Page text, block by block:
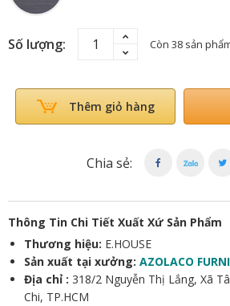
Số lượng: Còn 38 sản
Thêm giỏ hàng
Chia sẻ:
Thông Tin Chi Tiết Xuất Xứ Sản Phẩm
Thương hiệu: E.HOUSE
Sản xuất tại xưởng: AZOLACO
Địa chỉ : 318/2 Nguyễn Thị Lắng, Xã
Chi, TP.HCM